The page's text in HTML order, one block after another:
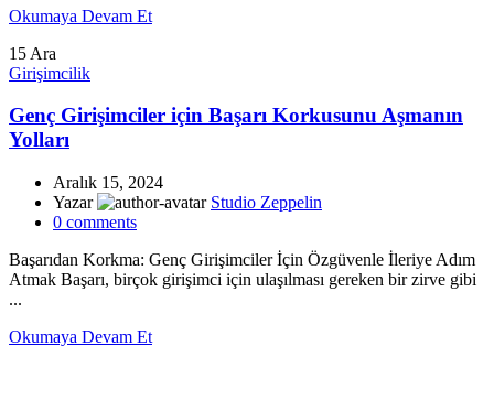
Okumaya Devam Et
15 Ara
Girişimcilik
Genç Girişimciler için Başarı Korkusunu Aşmanın
Yolları
Aralık 15, 2024
Yazar
Studio Zeppelin
0 comments
Başarıdan Korkma: Genç Girişimciler İçin Özgüvenle İleriye Adım
Atmak Başarı, birçok girişimci için ulaşılması gereken bir zirve gibi
...
Okumaya Devam Et